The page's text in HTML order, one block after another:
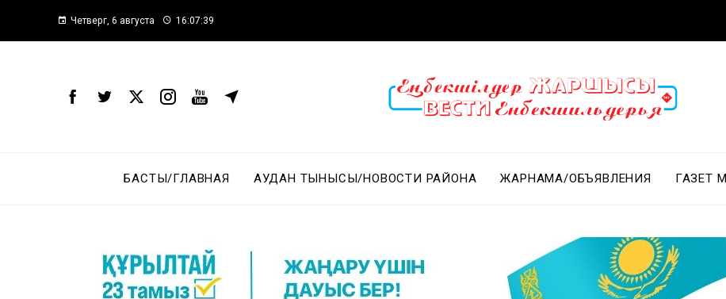
Четверг, 6 августа 16:07:40
БАСТЫ/ГЛАВНАЯ АУДАН ТЫНЫСЫ/НОВОСТИ РАЙОНА ЖАРНАМА/ОБЪЯВЛЕНИЯ ГАЗЕТ